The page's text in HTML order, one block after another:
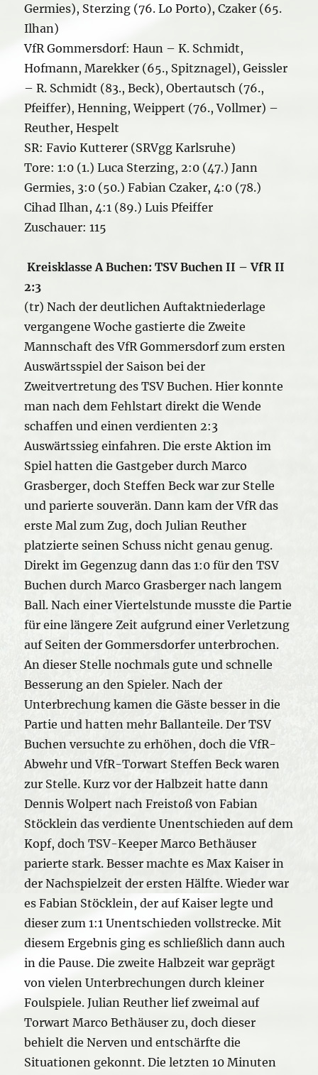
Germies), Sterzing (76. Lo Porto), Czaker (65.
Ilhan)
VfR Gommersdorf: Haun – K. Schmidt,
Hofmann, Marekker (65., Spitznagel), Geissler
– R. Schmidt (83., Beck), Obertautsch (76.,
Pfeiffer), Henning, Weippert (76., Vollmer) –
Reuther, Hespelt
SR: Favio Kutterer (SRVgg Karlsruhe)
Tore: 1:0 (1.) Luca Sterzing, 2:0 (47.) Jann
Germies, 3:0 (50.) Fabian Czaker, 4:0 (78.)
Cihad Ilhan, 4:1 (89.) Luis Pfeiffer
Zuschauer: 115
Kreisklasse A Buchen: TSV Buchen II – VfR II
2:3
(tr) Nach der deutlichen Auftaktniederlage
vergangene Woche gastierte die Zweite
Mannschaft des VfR Gommersdorf zum ersten
Auswärtsspiel der Saison bei der
Zweitvertretung des TSV Buchen. Hier konnte
man nach dem Fehlstart direkt die Wende
schaffen und einen verdienten 2:3
Auswärtssieg einfahren. Die erste Aktion im
Spiel hatten die Gastgeber durch Marco
Grasberger, doch Steffen Beck war zur Stelle
und parierte souverän. Dann kam der VfR das
erste Mal zum Zug, doch Julian Reuther
platzierte seinen Schuss nicht genau genug.
Direkt im Gegenzug dann das 1:0 für den TSV
Buchen durch Marco Grasberger nach langem
Ball. Nach einer Viertelstunde musste die Partie
für eine längere Zeit aufgrund einer Verletzung
auf Seiten der Gommersdorfer unterbrochen.
An dieser Stelle nochmals gute und schnelle
Besserung an den Spieler. Nach der
Unterbrechung kamen die Gäste besser in die
Partie und hatten mehr Ballanteile. Der TSV
Buchen versuchte zu erhöhen, doch die VfR-
Abwehr und VfR-Torwart Steffen Beck waren
zur Stelle. Kurz vor der Halbzeit hatte dann
Dennis Wolpert nach Freistoß von Fabian
Stöcklein das verdiente Unentschieden auf dem
Kopf, doch TSV-Keeper Marco Bethäuser
parierte stark. Besser machte es Max Kaiser in
der Nachspielzeit der ersten Hälfte. Wieder war
es Fabian Stöcklein, der auf Kaiser legte und
dieser zum 1:1 Unentschieden vollstrecke. Mit
diesem Ergebnis ging es schließlich dann auch
in die Pause. Die zweite Halbzeit war geprägt
von vielen Unterbrechungen durch kleiner
Foulspiele. Julian Reuther lief zweimal auf
Torwart Marco Bethäuser zu, doch dieser
behielt die Nerven und entschärfte die
Situationen gekonnt. Die letzten 10 Minuten